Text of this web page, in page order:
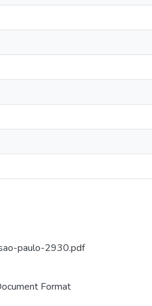
paulo-2930.pdf
Format